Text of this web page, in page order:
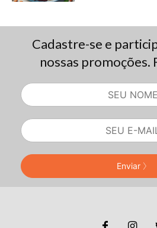
Cadastre-se e
nossas promoções.
Enviar